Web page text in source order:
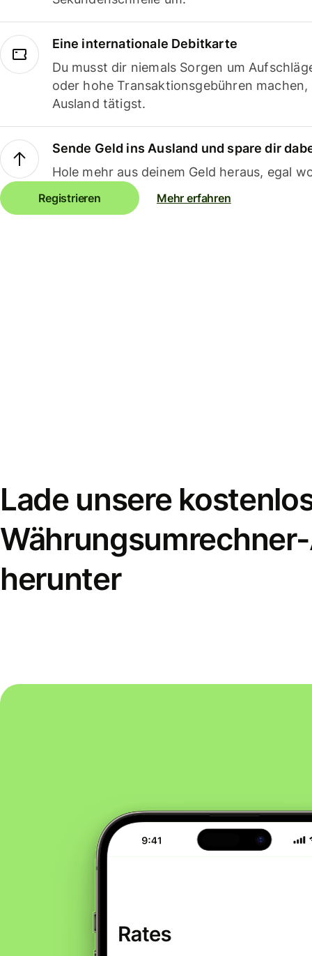
Eine internationale Debitkarte
Du musst dir niemals Sorgen um
oder hohe Transaktionsgebühren
Ausland tätigst.
Sende Geld ins Ausland und spare dir
Hole mehr aus deinem Geld heraus, egal
Registrieren Mehr erfahren
Lade unsere
herunter